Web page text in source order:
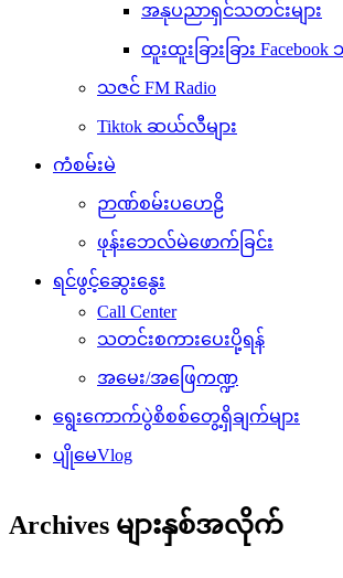
အနုပညာရှင်သတင်းများ
ထူးထူးခြားခြား Facebook
သဇင် FM Radio
Tiktok ဆယ်လီများ
ကံစမ်းမဲ
ဉာဏ်စမ်းပဟေဠိ
ဖုန်းဘေလ်မဲဖောက်ခြင်း
ရင်ဖွင့်ဆွေးနွေး
Call Center
သတင်းစကားပေးပို့ရန်
အမေး/အဖြေကဏ္ဍ
ရွေးကောက်ပွဲစိစစ်တွေ့ရှိချက်များ
ပျိုမေVlog
Archives များနှစ်အလိုက်